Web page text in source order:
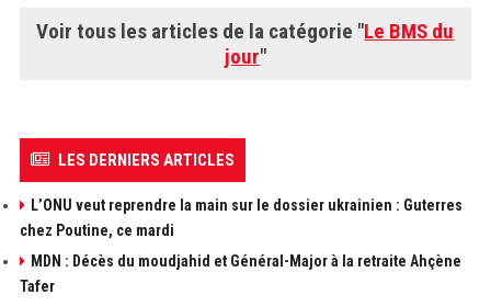
Voir tous les articles de la catégorie "Le BMS du
jour"
LES DERNIERS ARTICLES
L’ONU veut reprendre la main sur le dossier ukrainien : Guterres
chez Poutine, ce mardi
MDN : Décès du moudjahid et Général-Major à la retraite Ahçène
Tafer